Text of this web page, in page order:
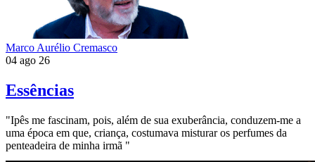
Marco Aurélio Cremasco
04 ago 26
Essências
"Ipês me fascinam, pois, além de sua exuberância, conduzem-me a
uma época em que, criança, costumava misturar os perfumes da
penteadeira de minha irmã "